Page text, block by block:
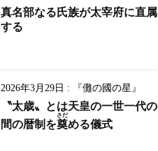
真名部なる氏族が太宰府に直属
する
2026年3月29日 : 『儺の國の星』
〝太歳〟とは天皇の一世一代の
間の暦制を奠
さだ
める儀式